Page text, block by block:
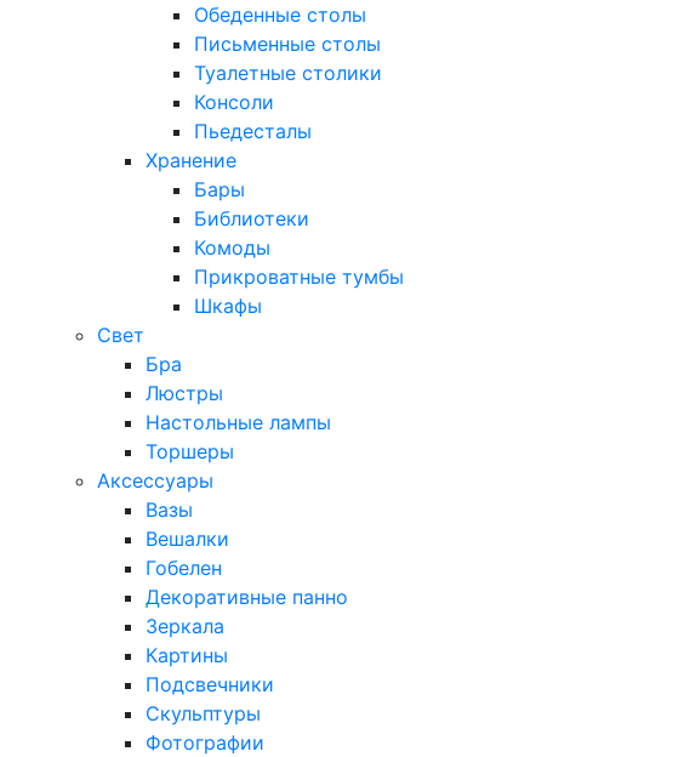
Обеденные столы
Письменные столы
Туалетные столики
Консоли
Пьедесталы
Хранение
Бары
Библиотеки
Комоды
Прикроватные тумбы
Шкафы
Свет
Бра
Люстры
Настольные лампы
Торшеры
Аксессуары
Вазы
Вешалки
Гобелен
Декоративные панно
Зеркала
Картины
Подсвечники
Скульптуры
Фотографии